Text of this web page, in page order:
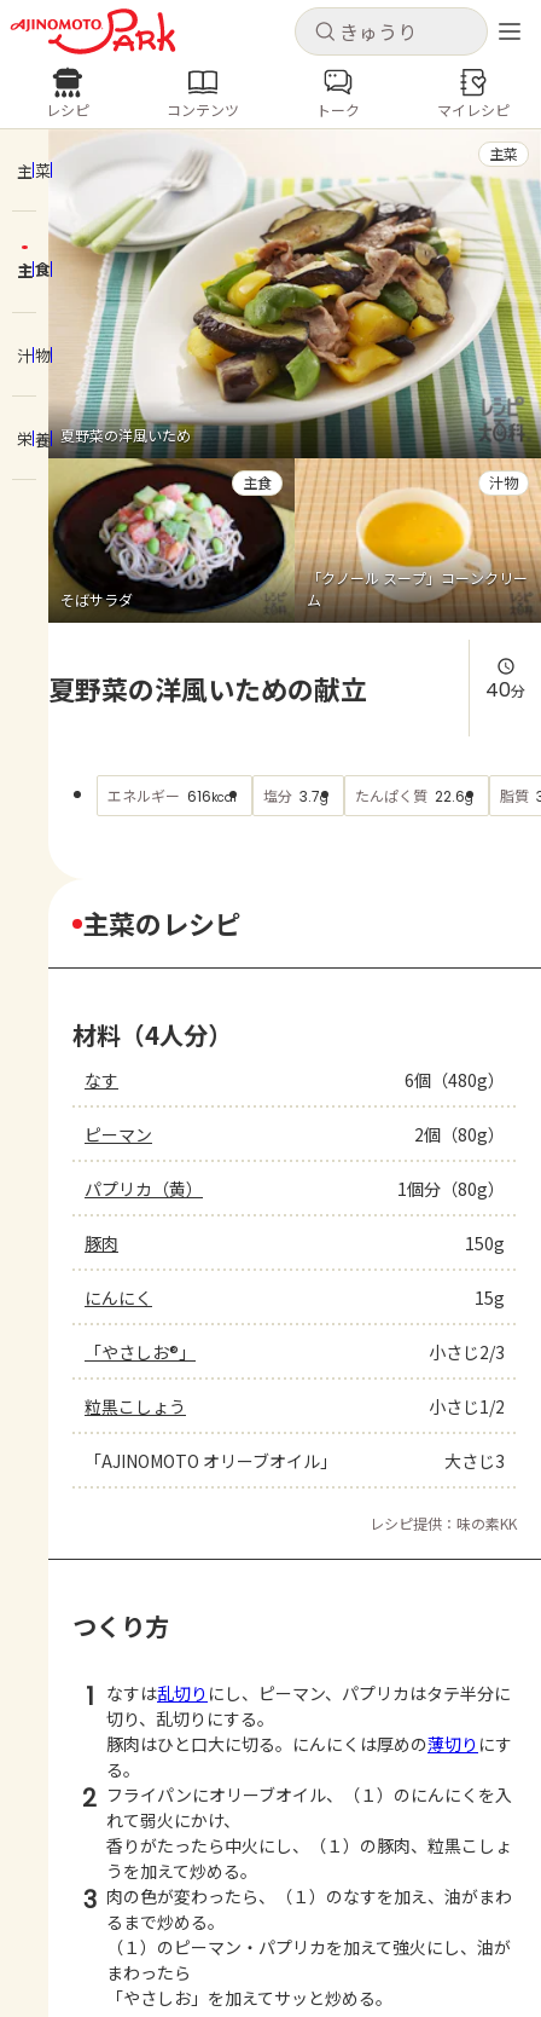
キャンセル
ログインするとレシピを保存できます
ログイン 新規登録
ホーム
コンテンツ
レシピ
トーク
よくあるお問い合わせ
お買い物
AJINOMOTO PARK とは
キャンセル
レシピ コンテンツ
人気の食材・レシピ
きゅうり なす トマト
とうもろこし
ピーマン
みょうが ゴーヤ
レシピ コンテンツ トーク マイレシピ
主菜
主食
汁物
栄養 夏野菜の洋風いため
主菜
そばサラダ
主食
「クノール スープ」コーンクリー
ム
汁物
夏野菜の洋風いための献立 40分
エネルギー 616kcal 塩分 3.7g たんぱく質 22.6g 脂質
主菜のレシピ
材料（4人分）
なす 6個（480g）
ピーマン 2個（80g）
パプリカ（黄） 1個分（80g）
豚肉 150g
にんにく 15g
「やさしお®」 小さじ2/3
粒黒こしょう 小さじ1/2
「AJINOMOTO オリーブオイル」 大さじ3
レシピ提供：味の素KK
つくり方
1 なすは乱切り にし、ピーマン、パプリカはタテ半分に
切り、乱切りにする。
豚肉はひと口大に切る。にんにくは厚めの薄切り にす
る。
2 フライパンにオリーブオイル、（１）のにんにくを入
れて弱火にかけ、
香りがたったら中火にし、（１）の豚肉、粒黒こしょ
うを加えて炒める。
3 肉の色が変わったら、（１）のなすを加え、油がまわ
るまで炒める。
（１）のピーマン・パプリカを加えて強火にし、油が
まわったら
「やさしお」を加えてサッと炒める。